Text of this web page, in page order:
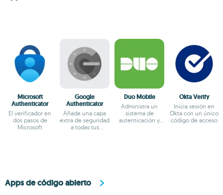
Microsoft
Authenticator
El verificador en
dos pasos de
Microsoft
Google
Authenticator
Añade una capa
extra de seguridad
a todas tus
Duo Mobile
Administra un
sistema de
autenticación y
Okta Verify
Inicia sesión en
Okta con un único
código de acceso
Apps de código abierto